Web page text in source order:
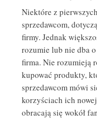
Niektóre z
sprzedawcom,
firmy. Jednak
rozumie lub nie dba
firma. Nie rozumieją
kupować produkty,
sprzedawcom mówi
korzyściach ich
obracają się wokół